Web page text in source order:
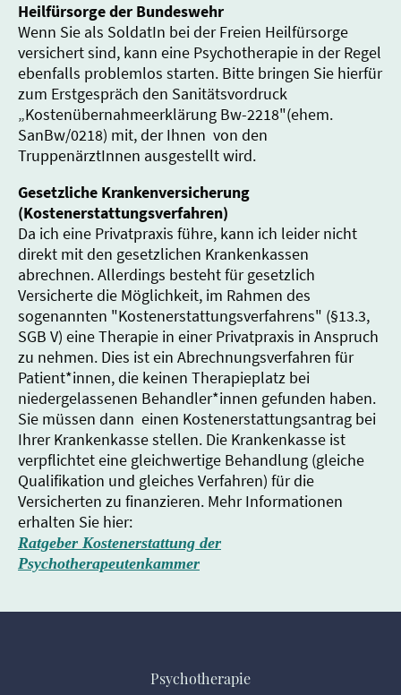
Heilfürsorge der Bundeswehr
Wenn Sie als SoldatIn bei der Freien Heilfürsorge
versichert sind, kann eine Psychotherapie in der Regel
ebenfalls problemlos starten. Bitte bringen Sie hierfür
zum Erstgespräch den Sanitätsvordruck
„Kostenübernahmeerklärung Bw-2218"(ehem.
SanBw/0218) mit, der Ihnen von den
TruppenärztInnen ausgestellt wird.
Gesetzliche Krankenversicherung
(Kostenerstattungsverfahren)
Da ich eine Privatpraxis führe, kann ich leider nicht
direkt mit den gesetzlichen Krankenkassen
abrechnen. Allerdings besteht für gesetzlich
Versicherte die Möglichkeit, im Rahmen des
sogenannten "Kostenerstattungsverfahrens" (§13.3,
SGB V) eine Therapie in einer Privatpraxis in Anspruch
zu nehmen. Dies ist ein Abrechnungsverfahren für
Patient*innen, die keinen Therapieplatz bei
niedergelassenen Behandler*innen gefunden haben.
Sie müssen dann einen Kostenerstattungsantrag bei
Ihrer Krankenkasse stellen. Die Krankenkasse ist
verpflichtet eine gleichwertige Behandlung (gleiche
Qualifikation und gleiches Verfahren) für die
Versicherten zu finanzieren. Mehr Informationen
erhalten Sie hier:
Ratgeber Kostenerstattung der
Psychotherapeutenkammer
Psychotherapie